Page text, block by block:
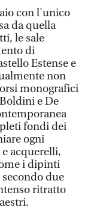
con l'unico
da quella
le sale
di
Estense e
non
monografici
e De
fondi dei
ogni
acquerelli,
i dipinti
due
ritratto